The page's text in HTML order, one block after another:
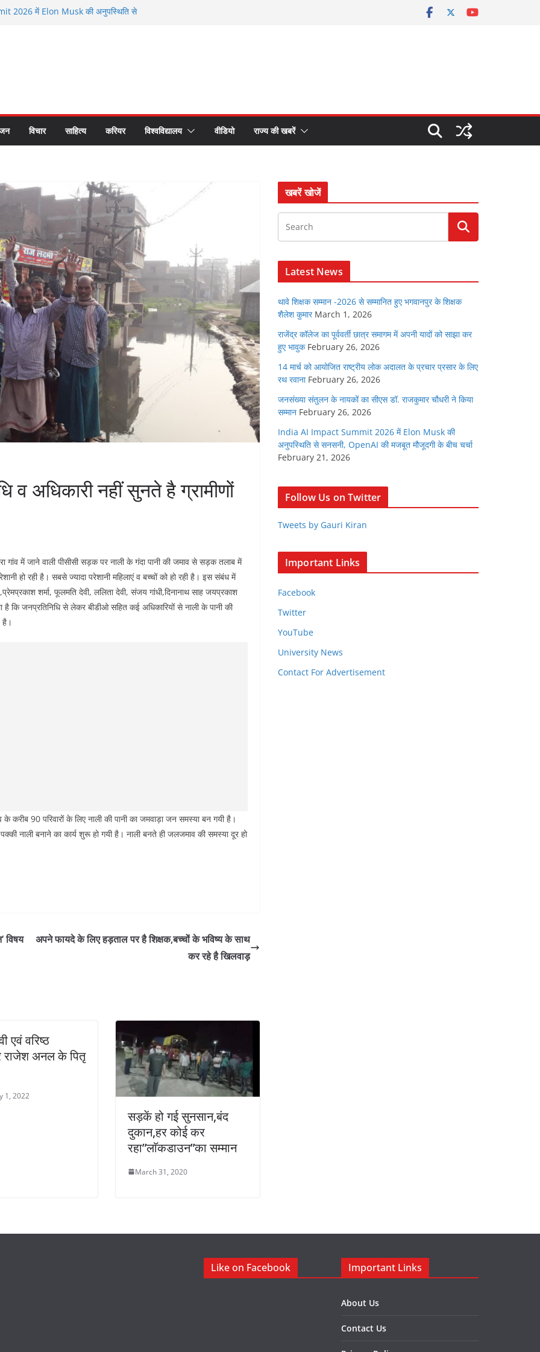
2026 में Elon Musk की अनुपस्थिति से
लोक अदालत के प्रचार प्रसार के लिए रथ रवाना
डॉ. राजकुमार चौधरी ने किया सम्मान
विचार साहित्य करियर विश्वविद्यालय वीडियो राज्य की खबरें
अधिकारी नहीं सुनते है ग्रामीणों
गांव में जाने वाली पीसीसी सड़क पर नाली के गंदा पानी की जमाव से सड़क तलाब में
हो रही है। सबसे ज्यादा परेशानी महिलाएं व बच्चों को हो रही है। इस संबंध में
शर्मा, फूलमति देवी, ललिता देवी, संजय गांधी,दिनानाथ साह जयप्रकाश
है कि जनप्रतिनिधि से लेकर बीडीओ सहित कई अधिकारियों से नाली के पानी की
है।
करीब 90 परिवारों के लिए नाली की पानी का जमवाड़ा जन समस्या बन गयी है।
नाली बनाने का कार्य शुरू हो गयी है। नाली बनते ही जलजमाव की समस्या दूर हो
विषय
अपने फायदे के लिए हड़ताल पर है शिक्षक,बच्चों के भविष्य के साथ
कर रहे है खिलवाड़
एवं वरिष्ठ
राजेश अनल के पितृ
1, 2022
सड़कें हो गई सुनसान,बंद
दुकान,हर कोई कर
रहा”लाॅकडाउन”का सम्मान
March 31, 2020
खबरें खोजें
Latest News
थावे शिक्षक सम्मान -2026 से सम्मानित हुए भगवानपुर के शिक्षक
शैलेश कुमार March 1, 2026
राजेंद्र कॉलेज का पूर्ववर्ती छात्र समागम में अपनी यादों को साझा कर
हुए भावुक February 26, 2026
14 मार्च को आयोजित राष्ट्रीय लोक अदालत के प्रचार प्रसार के लिए
रथ रवाना February 26, 2026
जनसंख्या संतुलन के नायकों का सीएस डॉ. राजकुमार चौधरी ने किया
सम्मान February 26, 2026
India AI Impact Summit 2026 में Elon Musk की
अनुपस्थिति से सनसनी, OpenAI की मजबूत मौजूदगी के बीच चर्चा
February 21, 2026
Follow Us on Twitter
Tweets by Gauri Kiran
Important Links
Facebook
Twitter
YouTube
University News
Contact For Advertisement
Like on Facebook Important Links
About Us
Contact Us